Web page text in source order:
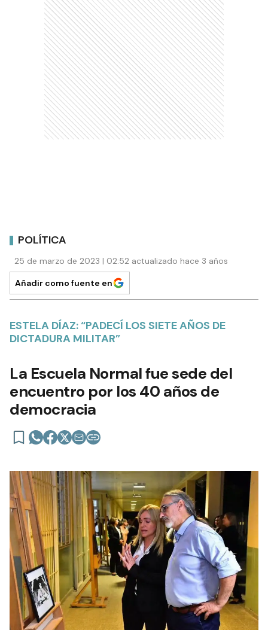
POLÍTICA
25 de marzo de 2023 | 02:52 actualizado hace 3 años
Añadir como fuente en
ESTELA DÍAZ: “PADECÍ LOS SIETE AÑOS DE
DICTADURA MILITAR”
La Escuela Normal fue sede del
encuentro por los 40 años de
democracia